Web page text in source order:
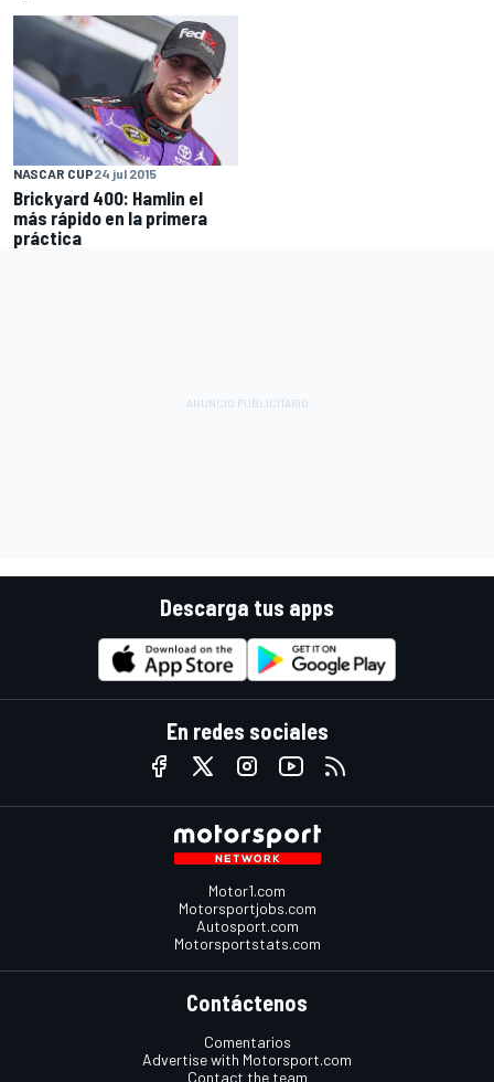
NASCAR CUP24 jul 2015
Brickyard 400: Hamlin el
más rápido en la primera
práctica
Descarga tus apps
En redes sociales
Motor1.com
Motorsportjobs.com
Autosport.com
Motorsportstats.com
Contáctenos
Comentarios
Advertise with Motorsport.com
Contact the team